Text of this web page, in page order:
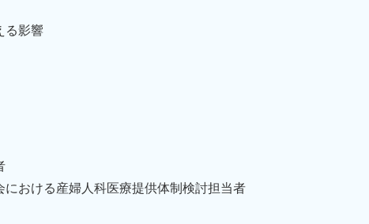
る影響
おける産婦人科医療提供体制検討担当者